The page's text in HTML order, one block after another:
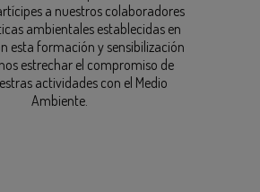
a nuestros colaboradores
ambientales establecidas en
esta formación y sensibilización
estrechar el compromiso de
actividades con el Medio
Ambiente.